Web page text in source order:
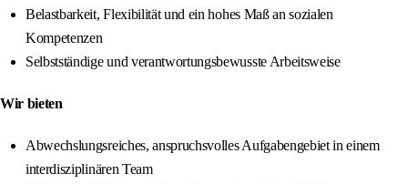
Belastbarkeit, Flexibilität und ein hohes Maß an sozialen
Kompetenzen
Selbstständige und verantwortungsbewusste Arbeitsweise
Wir bieten
Abwechslungsreiches, anspruchsvolles Aufgabengebiet in einem
interdisziplinären Team